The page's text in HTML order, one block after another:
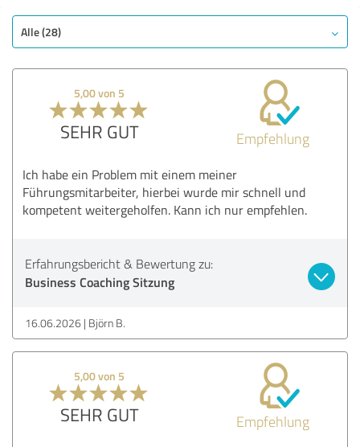
Alle (28)
5,00 von 5
SEHR GUT Empfehlung
Ich habe ein Problem mit einem meiner
Führungsmitarbeiter, hierbei wurde mir schnell und
kompetent weitergeholfen. Kann ich nur empfehlen.
Erfahrungsbericht & Bewertung zu:
Business Coaching Sitzung
16.06.2026 Björn B.
5,00 von 5
SEHR GUT Empfehlung